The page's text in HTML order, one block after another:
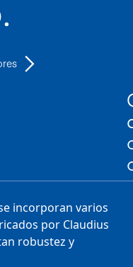
incorporan varios
por Claudius
robustez y